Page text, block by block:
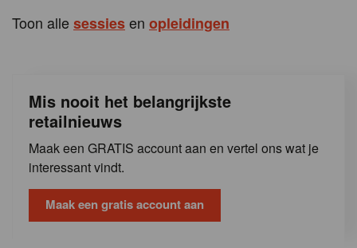
Toon allesessiesen opleidingen
Mis nooit het belangrijkste
retailnieuws
Maak een GRATIS account aan en vertel ons wat je
interessant vindt.
Maak een gratis account aan